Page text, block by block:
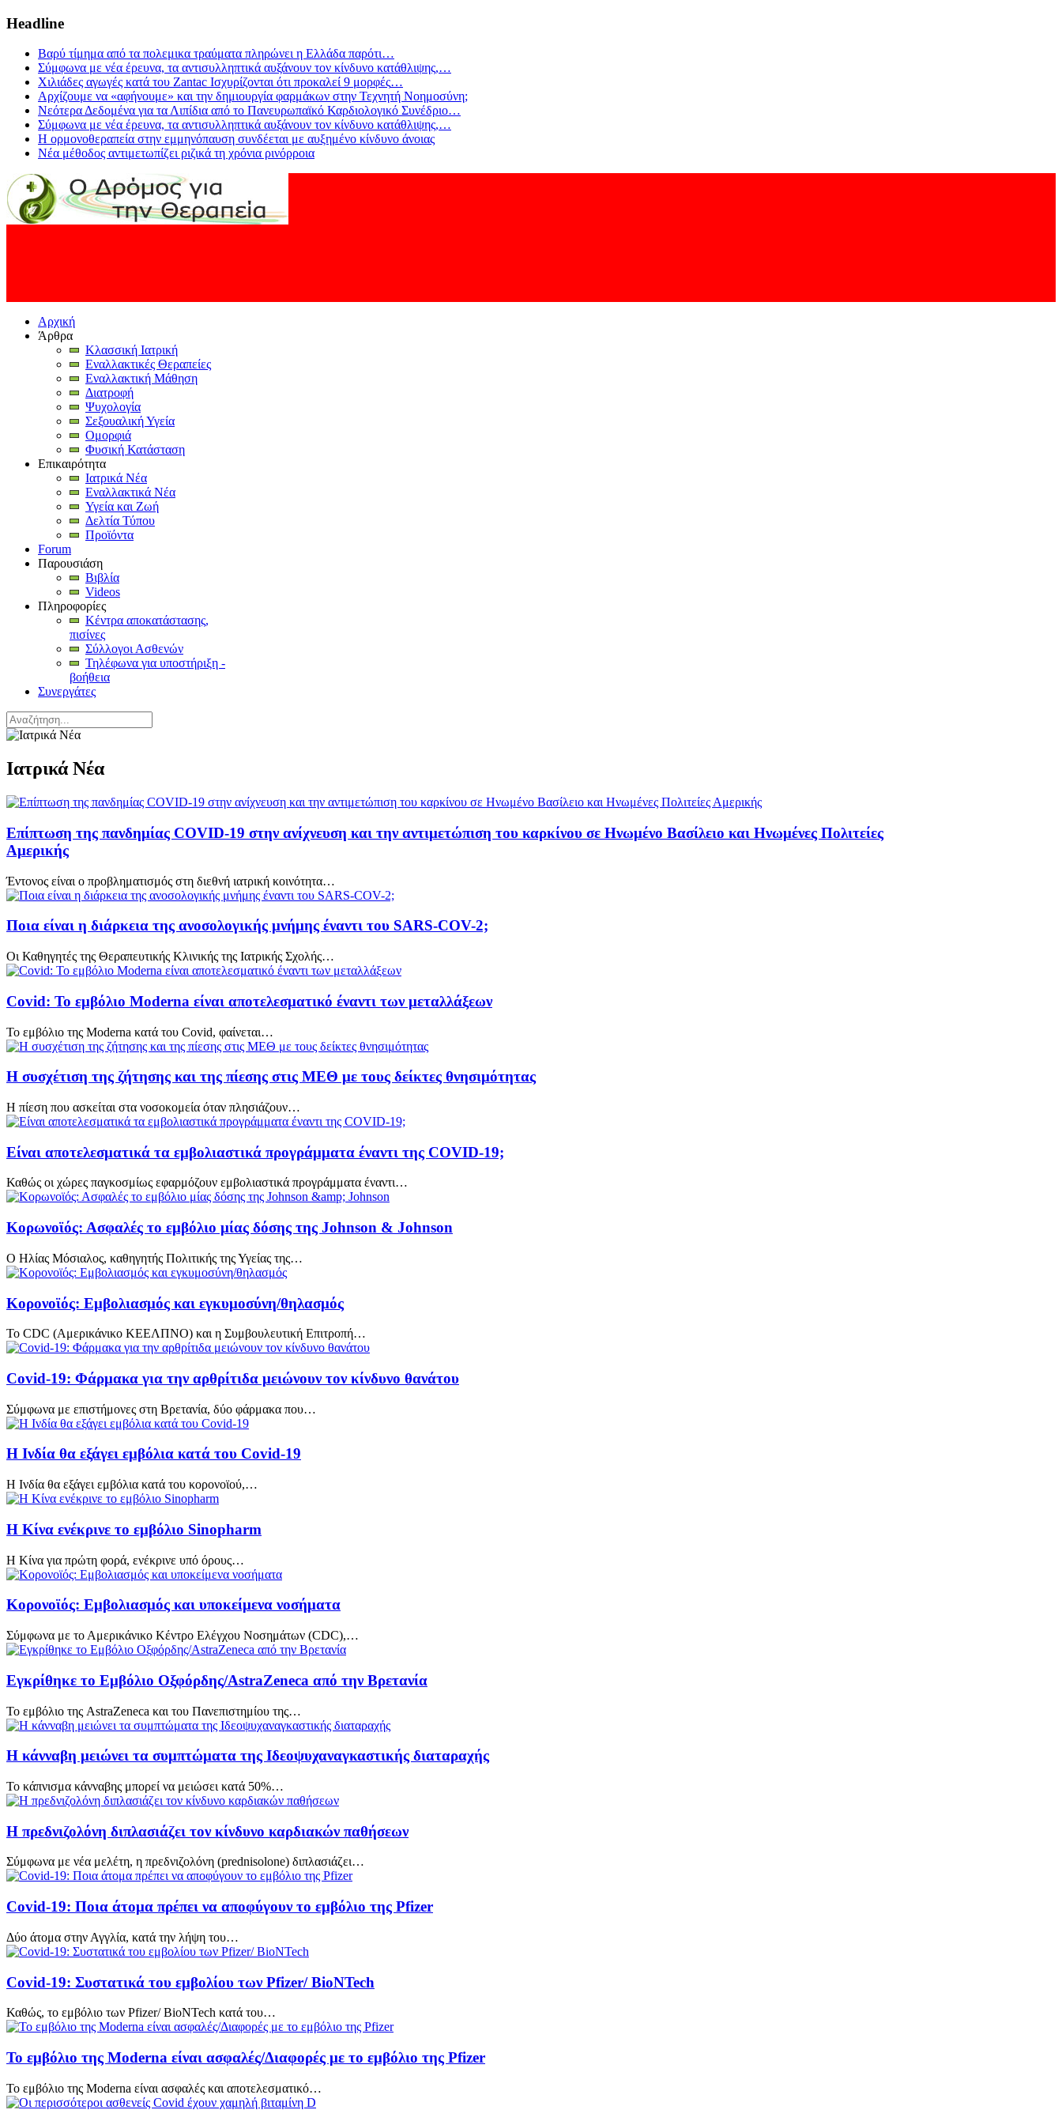
Headline
Βαρύ τίμημα από τα πολεμικα τραύματα πληρώνει η Ελλάδα παρότι…
Σύμφωνα με νέα έρευνα, τα αντισυλληπτικά αυξάνουν τον κίνδυνο κατάθλιψης,…
Χιλιάδες αγωγές κατά του Zantac Ισχυρίζονται ότι προκαλεί 9 μορφές…
Αρχίζουμε να «αφήνουμε» και την δημιουργία φαρμάκων στην Τεχνητή Νοημοσύνη;
Νεότερα Δεδομένα για τα Λιπίδια από το Πανευρωπαϊκό Καρδιολογικό Συνέδριο…
Σύμφωνα με νέα έρευνα, τα αντισυλληπτικά αυξάνουν τον κίνδυνο κατάθλιψης,…
Η ορμονοθεραπεία στην εμμηνόπαυση συνδέεται με αυξημένο κίνδυνο άνοιας
Νέα μέθοδος αντιμετωπίζει ριζικά τη χρόνια ρινόρροια
Αρχική
Άρθρα
Κλασσική Ιατρική
Εναλλακτικές Θεραπείες
Εναλλακτική Μάθηση
Διατροφή
Ψυχολογία
Σεξουαλική Υγεία
Ομορφιά
Φυσική Κατάσταση
Επικαιρότητα
Ιατρικά Νέα
Εναλλακτικά Νέα
Υγεία και Ζωή
Δελτία Τύπου
Προϊόντα
Forum
Παρουσιάση
Βιβλία
Videos
Πληροφορίες
Κέντρα αποκατάστασης,
πισίνες
Σύλλογοι Ασθενών
Τηλέφωνα για υποστήριξη -
βοήθεια
Συνεργάτες
Ιατρικά Νέα
Επίπτωση της πανδημίας COVID-19 στην ανίχνευση και την αντιμετώπιση του καρκίνου σε Ηνωμένο Βασίλειο και Ηνωμένες Πολιτείες
Αμερικής
Έντονος είναι ο προβληματισμός στη διεθνή ιατρική κοινότητα…
Ποια είναι η διάρκεια της ανοσολογικής μνήμης έναντι του SARS-COV-2;
Οι Καθηγητές της Θεραπευτικής Κλινικής της Ιατρικής Σχολής…
Covid: Το εμβόλιο Moderna είναι αποτελεσματικό έναντι των μεταλλάξεων
Το εμβόλιο της Moderna κατά του Covid, φαίνεται…
H συσχέτιση της ζήτησης και της πίεσης στις ΜΕΘ με τους δείκτες θνησιμότητας
H πίεση που ασκείται στα νοσοκομεία όταν πλησιάζουν…
Είναι αποτελεσματικά τα εμβολιαστικά προγράμματα έναντι της COVID-19;
Καθώς οι χώρες παγκοσμίως εφαρμόζουν εμβολιαστικά προγράμματα έναντι…
Κορωνοϊός: Ασφαλές το εμβόλιο μίας δόσης της Johnson & Johnson
Ο Ηλίας Μόσιαλος, καθηγητής Πολιτικής της Υγείας της…
Κορονοϊός: Εμβολιασμός και εγκυμοσύνη/θηλασμός
Το CDC (Αμερικάνικο ΚΕΕΛΠΝΟ) και η Συμβουλευτική Επιτροπή…
Covid-19: Φάρμακα για την αρθρίτιδα μειώνουν τον κίνδυνο θανάτου
Σύμφωνα με επιστήμονες στη Βρετανία, δύο φάρμακα που…
Η Ινδία θα εξάγει εμβόλια κατά του Covid-19
Η Ινδία θα εξάγει εμβόλια κατά του κορoνoϊού,…
Η Κίνα ενέκρινε το εμβόλιο Sinopharm
Η Κίνα για πρώτη φορά, ενέκρινε υπό όρους…
Κορoνοϊός: Εμβολιασμός και υποκείμενα νοσήματα
Σύμφωνα με το Αμερικάνικο Κέντρο Ελέγχου Νοσημάτων (CDC),…
Εγκρίθηκε το Eμβόλιο Οξφόρδης/AstraZeneca από την Βρετανία
Το εμβόλιο της AstraZeneca και του Πανεπιστημίου της…
Η κάνναβη μειώνει τα συμπτώματα της Ιδεοψυχαναγκαστικής διαταραχής
Το κάπνισμα κάνναβης μπορεί να μειώσει κατά 50%…
H πρεδνιζολόνη διπλασιάζει τον κίνδυνο καρδιακών παθήσεων
Σύμφωνα με νέα μελέτη, η πρεδνιζολόνη (prednisolone) διπλασιάζει…
Covid-19: Ποια άτομα πρέπει να αποφύγουν το εμβόλιο της Pfizer
Δύο άτομα στην Αγγλία, κατά την λήψη του…
Covid-19: Συστατικά του εμβολίου των Pfizer/ BioNTech
Καθώς, το εμβόλιο των Pfizer/ BioNTech κατά του…
Το εμβόλιο της Moderna είναι ασφαλές/Διαφορές με το εμβόλιο της Pfizer
Το εμβόλιο της Moderna είναι ασφαλές και αποτελεσματικό…